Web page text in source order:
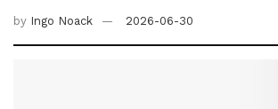
by Ingo Noack 2026-06-30